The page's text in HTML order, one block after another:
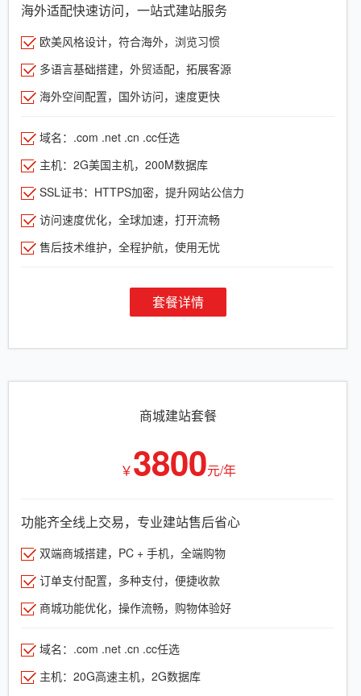
海外适配快速访问，一站式建站服务
欧美风格设计，符合海外，浏览习惯
多语言基础搭建，外贸适配，拓展客源
海外空间配置，国外访问，速度更快
域名：.com .net .cn .cc任选
主机：2G美国主机，200M数据库
SSL证书：HTTPS加密，提升网站公信力
访问速度优化，全球加速，打开流畅
售后技术维护，全程护航，使用无忧
套餐详情
商城建站套餐
￥3800元/年
功能齐全线上交易，专业建站售后省心
双端商城搭建，PC + 手机，全端购物
订单支付配置，多种支付，便捷收款
商城功能优化，操作流畅，购物体验好
域名：.com .net .cn .cc任选
主机：20G高速主机，2G数据库